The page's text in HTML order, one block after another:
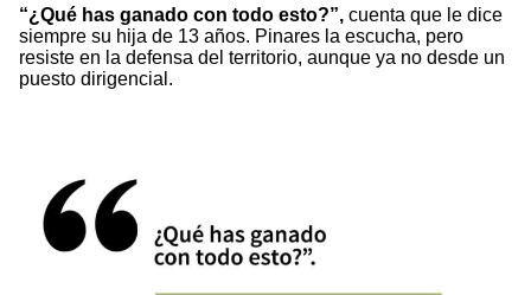
“¿Qué has ganado con todo esto?”, cuenta que le dice
siempre su hija de 13 años. Pinares la escucha, pero
resiste en la defensa del territorio, aunque ya no desde un
puesto dirigencial.